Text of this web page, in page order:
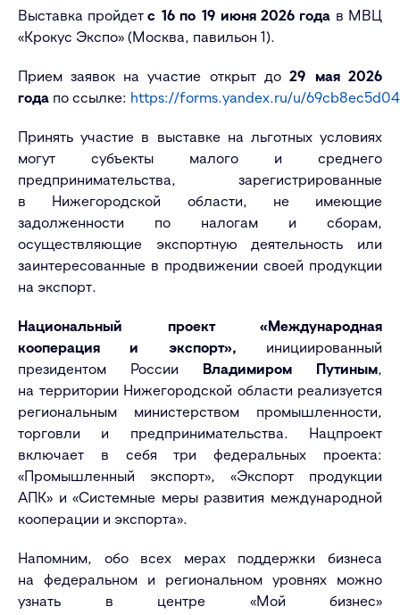
Выставка пройдетс 16 по 19 июня 2026 года в МВЦ
«Крокус Экспо» (Москва, павильон 1).
Прием заявок на участие открыт до 29 мая 2026
года по ссылке: https://forms.yandex.ru/u/
Принять участие в выставке на льготных условиях
могут субъекты малого и среднего
предпринимательства, зарегистрированные
в Нижегородской области, не имеющие
задолженности по налогам и сборам,
осуществляющие экспортную деятельность или
заинтересованные в продвижении своей продукции
на экспорт.
Национальный проект «Международная
кооперация и экспорт», инициированный
президентом России Владимиром Путиным,
на территории Нижегородской области реализуется
региональным министерством промышленности,
торговли и предпринимательства. Нацпроект
включает в себя три федеральных проекта:
«Промышленный экспорт», «Экспорт продукции
АПК» и «Системные меры развития международной
кооперации и экспорта».
Напомним, обо всех мерах поддержки бизнеса
на федеральном и региональном уровнях можно
узнать в центре «Мой бизнес»